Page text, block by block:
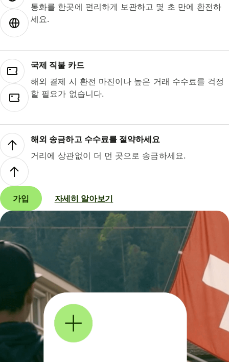
통화를 한곳에 편리하게 보관하고 몇 초 만에 환전하
세요.
국제 직불 카드
해외 결제 시 환전 마진이나 높은 거래 수수료를 걱정
할 필요가 없습니다.
해외 송금하고 수수료를 절약하세요
거리에 상관없이 더 먼 곳으로 송금하세요.
가입 자세히 알아보기